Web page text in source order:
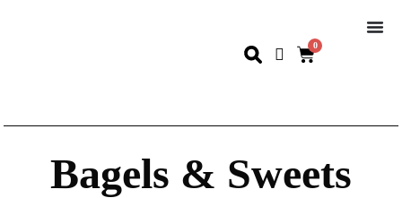
0
Bagels & Sweets